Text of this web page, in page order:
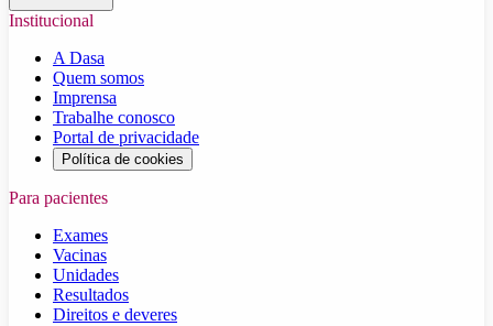
Institucional
A Dasa
Quem somos
Imprensa
Trabalhe conosco
Portal de privacidade
Política de cookies
Para pacientes
Exames
Vacinas
Unidades
Resultados
Direitos e deveres